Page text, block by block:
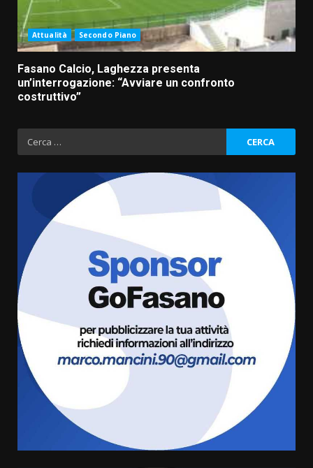
Attualità Secondo Piano
Fasano Calcio, Laghezza presenta
un’interrogazione: “Avviare un confronto
costruttivo”
Ricerca
per:
Grazia Neglia, coordinatrice
cittadina di Fratelli d’Italia,
pronta a tornare in Consiglio
comunale
6 Agosto 2026 08:00
Cura dei beni comuni e
cittadinanza attiva: online
l’avviso per la gestione
condivisa della Villetta di